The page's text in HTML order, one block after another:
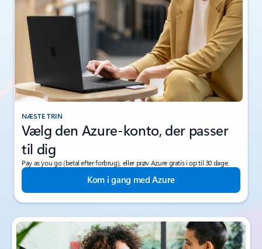
NÆSTE TRIN
Vælg den Azure-konto, der passer
til dig
Pay as you go (betal efter forbrug), eller prøv Azure gratis i op til 30 dage.
Kom i gang med Azure